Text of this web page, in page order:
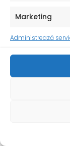
Marketing
Administrează